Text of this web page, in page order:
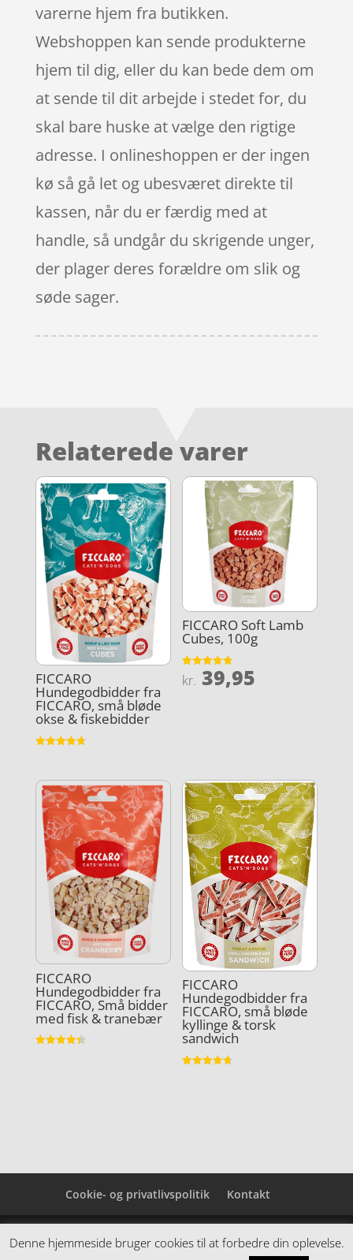
varerne hjem fra butikken.
Webshoppen kan sende produkterne
hjem til dig, eller du kan bede dem om
at sende til dit arbejde i stedet for, du
skal bare huske at vælge den rigtige
adresse. I onlineshoppen er der ingen
kø så gå let og ubesværet direkte til
kassen, når du er færdig med at
handle, så undgår du skrigende unger,
der plager deres forældre om slik og
søde sager.
Relaterede varer
FICCARO
Hundegodbidder fra
FICCARO, små bløde
okse & fiskebidder
FICCARO Soft Lamb
Cubes, 100g
Vurderet
4.8
kr. 39,95
FICCARO
Hundegodbidder fra
FICCARO, Små bidder
med fisk & tranebær
FICCARO
Hundegodbidder fra
FICCARO, små bløde
kyllinge & torsk
sandwich
Cookie- og privatlivspolitik Kontakt
Denne hjemmeside samler et bredt udvalg af
spændende varer. Siden er et affiiliatesite, og nogle
Denne hjemmeside bruger cookies til at forbedre din oplevelse.